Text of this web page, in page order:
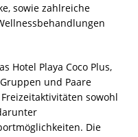
sowie zahlreiche
Hotel Playa Coco Plus,
und Paare
sowohl
Die